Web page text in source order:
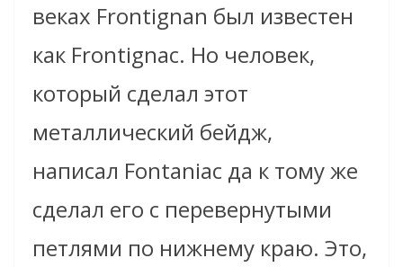
веках Frontignan был известен
как Frontignac. Но человек,
который сделал этот
металлический бейдж,
написал Fontaniac да к тому же
сделал его с перевернутыми
петлями по нижнему краю. Это,